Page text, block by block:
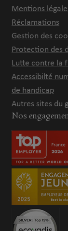
Mentions
Réclamations
Gestion des
Protection des
Lutte contre la
Accessibilté
de handicap
Autres sites du
Nos